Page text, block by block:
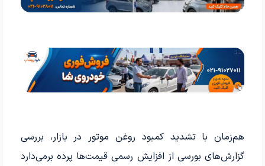
هم‌زمان با تشدید کمبود روغن موتور در بازار، بررسی
گزارش‌های بورسی از افزایش رسمی قیمت‌ها پرده برمی‌دارد